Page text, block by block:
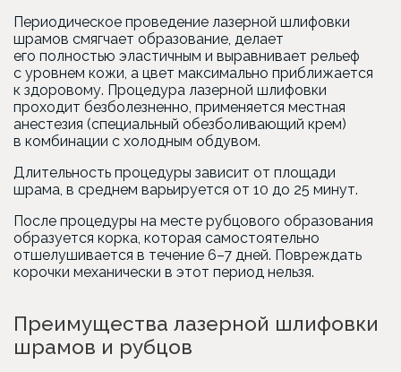
Периодическое проведение лазерной шлифовки
шрамов смягчает образование, делает
его полностью эластичным и выравнивает рельеф
с уровнем кожи, а цвет максимально приближается
к здоровому. Процедура лазерной шлифовки
проходит безболезненно, применяется местная
анестезия (специальный обезболивающий крем)
в комбинации с холодным обдувом.
Длительность процедуры зависит от площади
шрама, в среднем варьируется от 10 до 25 минут.
После процедуры на месте рубцового образования
образуется корка, которая самостоятельно
отшелушивается в течение 6–7 дней. Повреждать
корочки механически в этот период нельзя.
Преимущества лазерной шлифовки
шрамов и рубцов